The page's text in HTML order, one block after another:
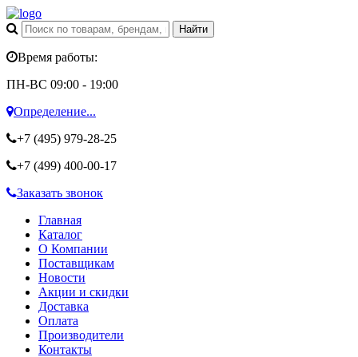
Время работы:
ПН-ВС 09:00 - 19:00
Определение...
+7 (495) 979-28-25
+7 (499) 400-00-17
Заказать звонок
Главная
Каталог
О Компании
Поставщикам
Новости
Акции и скидки
Доставка
Оплата
Производители
Контакты